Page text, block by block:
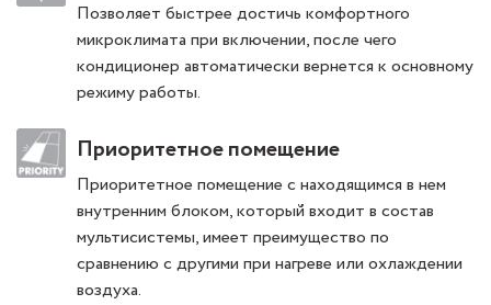
Позволяет быстрее достичь комфортного
микроклимата при включении, после чего
кондиционер автоматически вернется к основному
режиму работы.
Приоритетное помещение
Приоритетное помещение с находящимся в нем
внутренним блоком, который входит в состав
мультисистемы, имеет преимущество по
сравнению с другими при нагреве или охлаждении
воздуха.